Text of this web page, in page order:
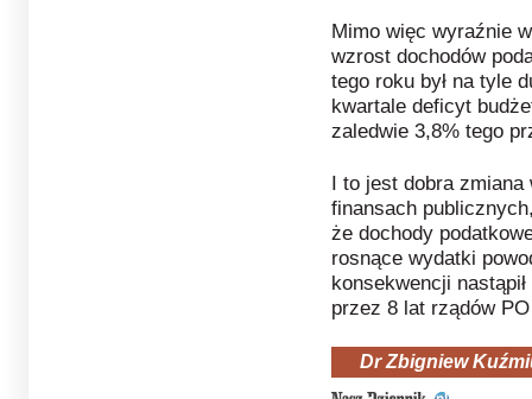
Mimo więc wyraźnie
wzrost dochodów
tego roku był na tyle
kwartale deficyt
zaledwie 3,8% tego
I to jest dobra
finansach
że dochody
rosnące wydatki
konsekwencji
przez 8 lat rządów
Dr Zbigniew